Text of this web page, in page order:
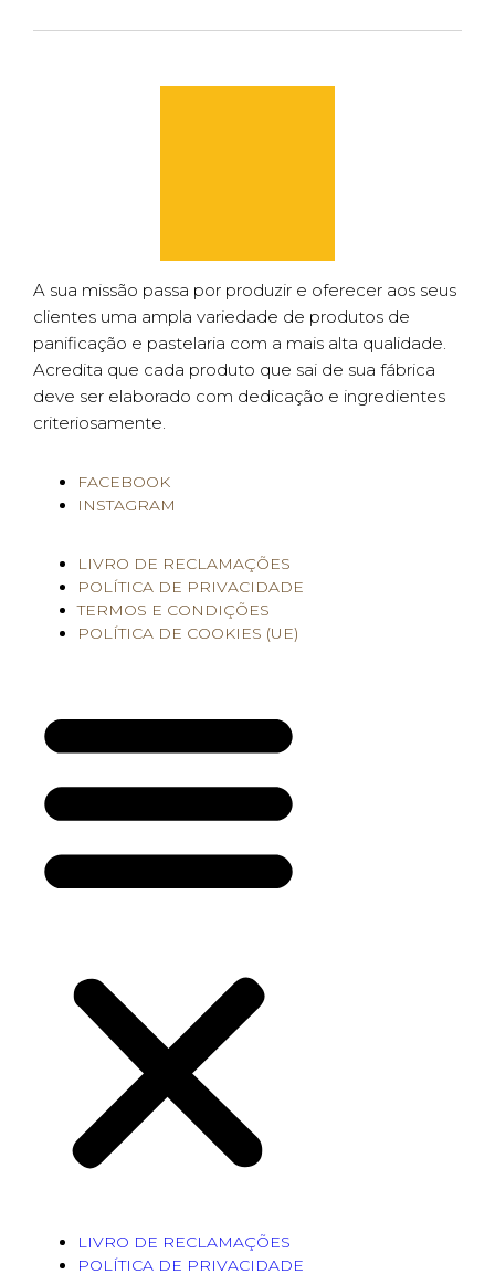
A sua missão passa por produzir e oferecer aos seus
clientes uma ampla variedade de produtos de
panificação e pastelaria com a mais alta qualidade.
Acredita que cada produto que sai de sua fábrica
deve ser elaborado com dedicação e ingredientes
criteriosamente.
FACEBOOK
INSTAGRAM
LIVRO DE RECLAMAÇÕES
POLÍTICA DE PRIVACIDADE
TERMOS E CONDIÇÕES
POLÍTICA DE COOKIES (UE)
LIVRO DE RECLAMAÇÕES
POLÍTICA DE PRIVACIDADE